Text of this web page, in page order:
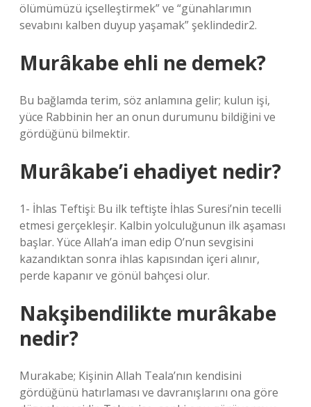
ölümümüzü içselleştirmek” ve “günahlarımın
sevabını kalben duyup yaşamak” şeklindedir2.
Murâkabe ehli ne demek?
Bu bağlamda terim, söz anlamına gelir; kulun işi,
yüce Rabbinin her an onun durumunu bildiğini ve
gördüğünü bilmektir.
Murâkabe’i ehadiyet nedir?
1- İhlas Teftişi: Bu ilk teftişte İhlas Suresi’nin tecelli
etmesi gerçekleşir. Kalbin yolculuğunun ilk aşaması
başlar. Yüce Allah’a iman edip O’nun sevgisini
kazandıktan sonra ihlas kapısından içeri alınır,
perde kapanır ve gönül bahçesi olur.
Nakşibendilikte murâkabe
nedir?
Murakabe; Kişinin Allah Teala’nın kendisini
gördüğünü hatırlaması ve davranışlarını ona göre